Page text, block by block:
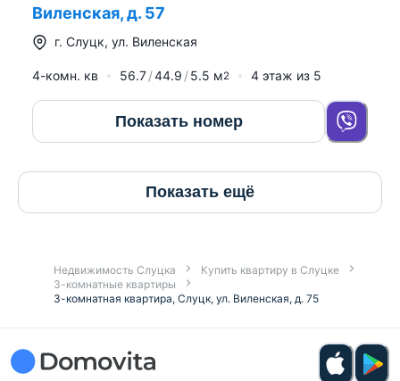
Виленская, д. 57
г. Слуцк, ул. Виленская
4-комн. кв 56.7 44.9 5.5 м2 4 этаж из 5
Показать номер
Показать ещё
Недвижимость Слуцка
Купить квартиру в Слуцке
3-комнатные квартиры
3-комнатная квартира, Слуцк, ул. Виленская, д. 75